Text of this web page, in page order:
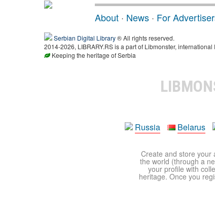
About · News · For
Serbian Digital Library® All rights reserved.
2014-2026, LIBRARY.RS is a part of Libmonster,
Keeping the heritage of Serbia
Russia
Belarus
Create and store your
the world (through a
your profile with
heritage. Once you